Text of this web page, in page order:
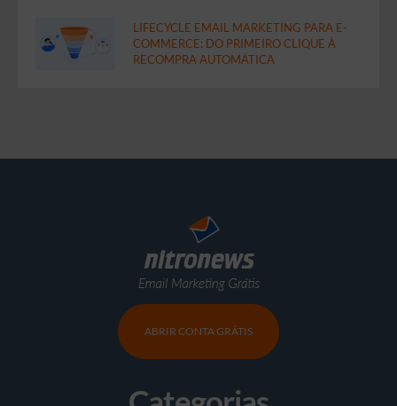
LIFECYCLE EMAIL MARKETING PARA E-
COMMERCE: DO PRIMEIRO CLIQUE À
RECOMPRA AUTOMÁTICA
ABRIR CONTA GRÁTIS